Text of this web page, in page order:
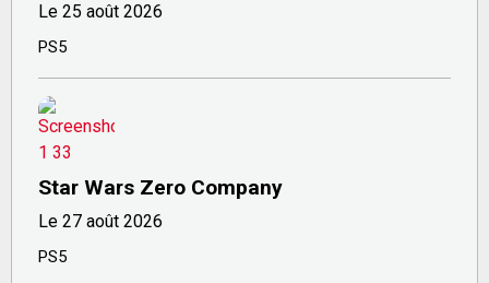
Le 25 août 2026
PS5
Star Wars Zero Company
Le 27 août 2026
PS5